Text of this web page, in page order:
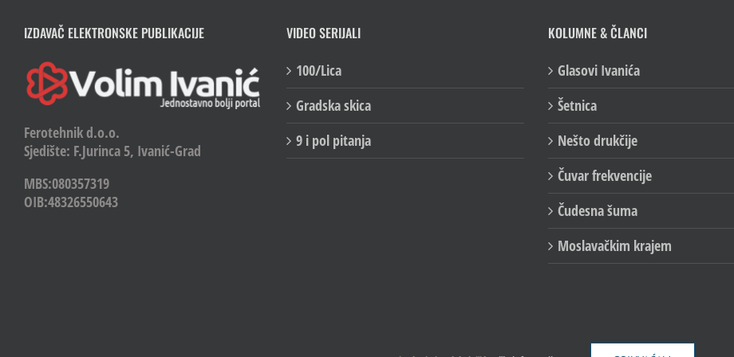
IZDAVAČ ELEKTRONSKE PUBLIKACIJE
Ferotehnik d.o.o.
Sjedište: F.Jurinca 5, Ivanić-Grad
MBS:080357319
OIB:48326550643
VIDEO SERIJALI
100/Lica
Gradska skica
9 i pol pitanja
KOLUMNE & ČLANCI
Glasovi Ivanića
Šetnica
Nešto drukčije
Čuvar frekvencije
Čudesna šuma
Moslavačkim krajem